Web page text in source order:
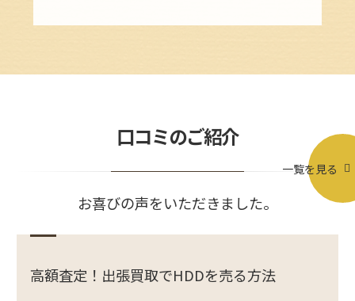
口コミのご紹介
お喜びの声をいただきました。
一覧を見る
高額査定！出張買取でHDDを売る方法